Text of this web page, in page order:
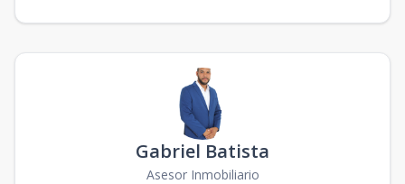
Gabriel Batista
Asesor Inmobiliario